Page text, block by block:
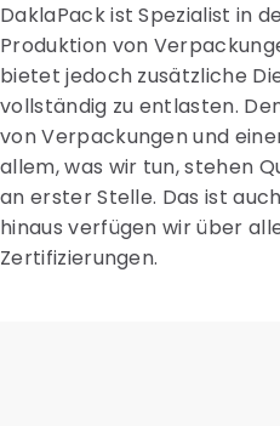
DaklaPack ist Spezialist in
Produktion von
bietet jedoch zusätzliche
vollständig zu entlasten.
von Verpackungen und
allem, was wir tun, stehen
an erster Stelle. Das ist
hinaus verfügen wir über
Zertifizierungen.